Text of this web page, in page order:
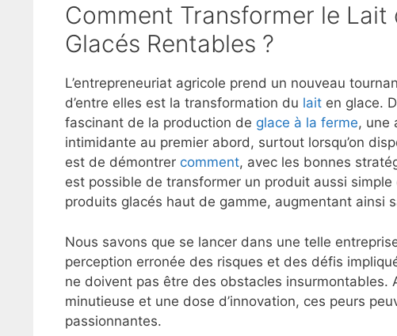
Comment Transformer le
Glacés Rentables ?
L’entrepreneuriat agricole prend un nouveau
d’entre elles est la transformation du lait en glace.
fascinant de la production de glace à la ferme, une
intimidante au premier abord, surtout lorsqu’on
est de démontrer comment, avec les bonnes
est possible de transformer un produit aussi
produits glacés haut de gamme, augmentant ainsi
Nous savons que se lancer dans une telle
perception erronée des risques et des défis
ne doivent pas être des obstacles insurmontables.
minutieuse et une dose d’innovation, ces peurs
passionnantes.